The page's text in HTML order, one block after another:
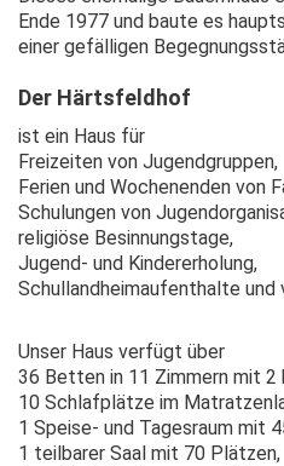
Ende 1977 und baute es
einer gefälligen
Der Härtsfeldhof
ist ein Haus für
Freizeiten von Jugendgruppen,
Ferien und Wochenenden von
Schulungen von
religiöse Besinnungstage,
Jugend- und Kindererholung,
Schullandheimaufenthalte und
Unser Haus verfügt über
36 Betten in 11 Zimmern mit 2
10 Schlafplätze im
1 Speise- und Tagesraum mit
1 teilbarer Saal mit 70 Plätzen,